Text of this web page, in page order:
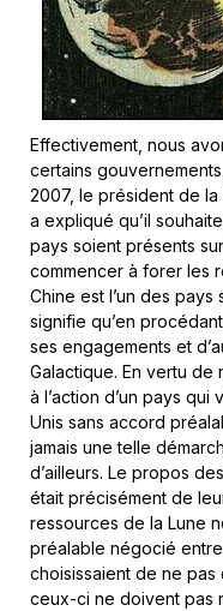
Effectivement, nous
certains
2007, le président de
a expliqué qu’il
pays soient présents
commencer à forer les
Chine est l’un des
signifie qu’en
ses engagements et
Galactique. En vertu
à l’action d’un pays qui
Unis sans accord
jamais une telle
d’ailleurs. Le propos
était précisément de
ressources de la Lune
préalable négocié entre
choisissaient de ne pas
ceux-ci ne doivent pas